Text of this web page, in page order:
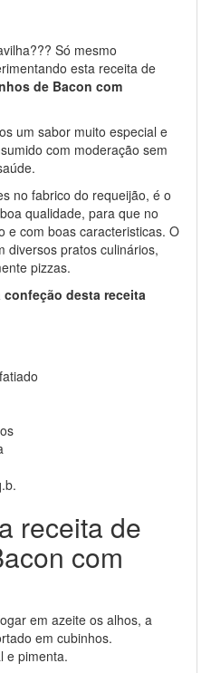
Só mesmo
esta receita de
de Bacon com
um sabor muito especial e
com moderação sem
no fabrico do requeijão, é o
qualidade, para que no
e com boas caracteristicas. O
diversos pratos culinários,
pizzas.
desta receita
receita de
com
em azeite os alhos, a
em cubinhos.
e pimenta.